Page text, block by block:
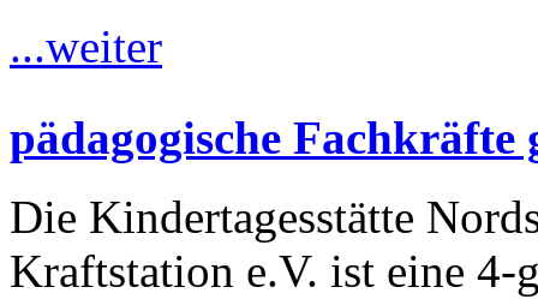
...weiter
pädagogische Fachkräfte
Die Kindertagesstätte
Kraftstation e.V. ist eine